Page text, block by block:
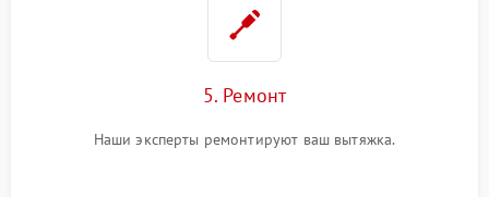
5. Ремонт
Наши эксперты ремонтируют ваш вытяжка.